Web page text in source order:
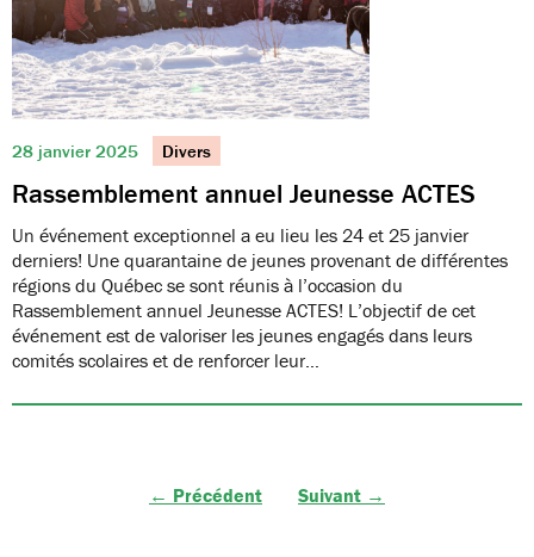
28 janvier 2025 Divers
Rassemblement annuel Jeunesse ACTES
Un événement exceptionnel a eu lieu les 24 et 25 janvier
derniers! Une quarantaine de jeunes provenant de différentes
régions du Québec se sont réunis à l’occasion du
Rassemblement annuel Jeunesse ACTES! L’objectif de cet
événement est de valoriser les jeunes engagés dans leurs
comités scolaires et de renforcer leur…
← Précédent Suivant →